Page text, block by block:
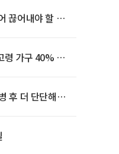
끊어내야 할 사
령 가구 40% 노
후 더 단단해진